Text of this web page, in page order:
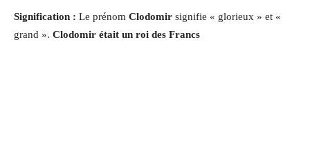
Signification : Le prénom Clodomir signifie « glorieux » et «
grand ». Clodomir était un roi des Francs